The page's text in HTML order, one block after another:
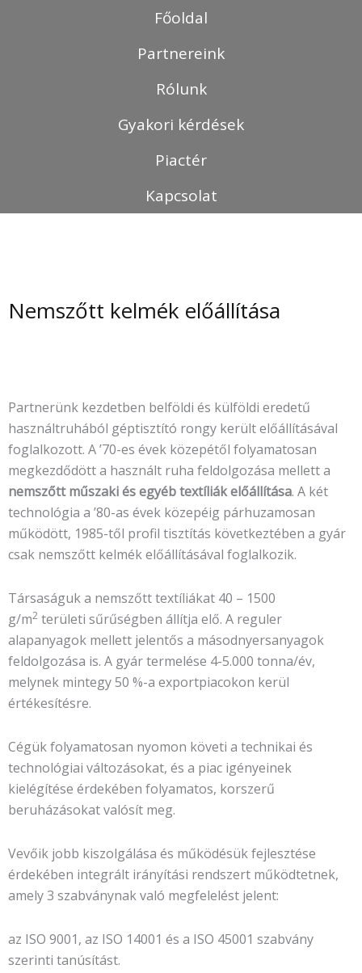
Főoldal
Partnereink
Rólunk
Gyakori kérdések
Piactér
Kapcsolat
Nemszőtt kelmék előállítása
Partnerünk kezdetben belföldi és külföldi eredetű
használtruhából géptisztító rongy került előállításával
foglalkozott. A ’70-es évek közepétől folyamatosan
megkezdődött a használt ruha feldolgozása mellett a
nemszőtt műszaki és egyéb textíliák előállítása. A két
technológia a ’80-as évek közepéig párhuzamosan
működött, 1985-től profil tisztítás következtében a gyár
csak nemszőtt kelmék előállításával foglalkozik.
Társaságuk a nemszőtt textíliákat 40 – 1500
g/m2 területi sűrűségben állítja elő. A reguler
alapanyagok mellett jelentős a másodnyersanyagok
feldolgozása is. A gyár termelése 4-5.000 tonna/év,
melynek mintegy 50 %-a exportpiacokon kerül
értékesítésre.
Cégük folyamatosan nyomon követi a technikai és
technológiai változásokat, és a piac igényeinek
kielégítése érdekében folyamatos, korszerű
beruházásokat valósít meg.
Vevőik jobb kiszolgálása és működésük fejlesztése
érdekében integrált irányítási rendszert működtetnek,
amely 3 szabványnak való megfelelést jelent:
az ISO 9001, az ISO 14001 és a ISO 45001 szabvány
szerinti tanúsítást.